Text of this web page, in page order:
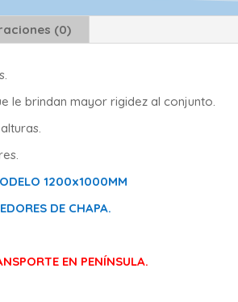
(0)
le brindan mayor rigidez al conjunto.
1200x1000MM
DE CHAPA.
EN PENÍNSULA.